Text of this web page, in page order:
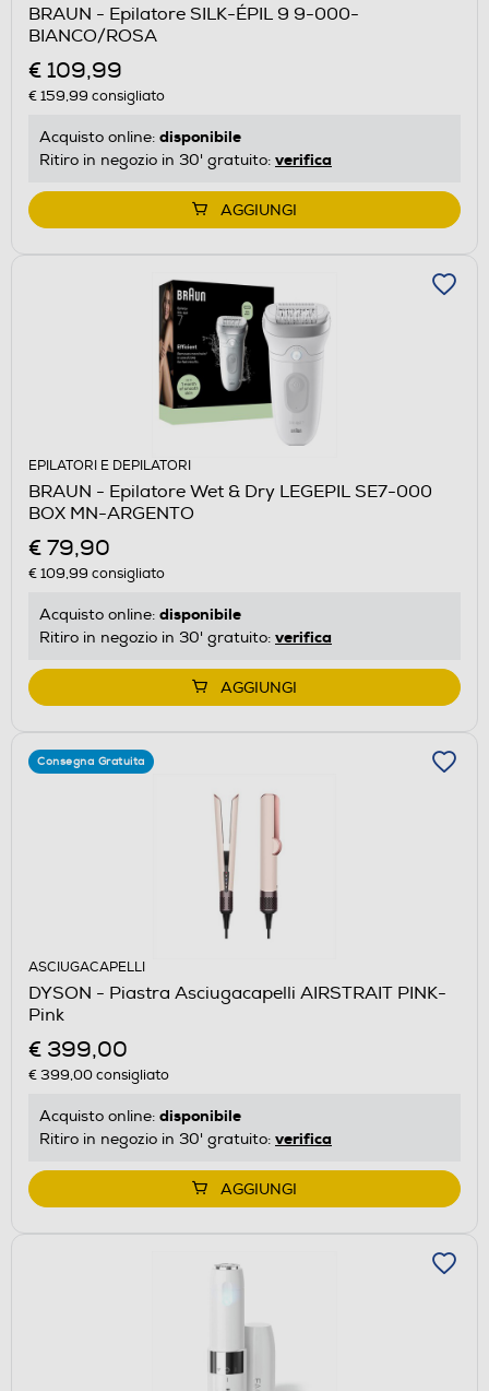
BRAUN - Epilatore SILK-ÉPIL 9 9-000-
BIANCO/ROSA
€ 109,99
€ 159,99 consigliato
Acquisto online: disponibile
Ritiro in negozio in 30' gratuito: verifica
AGGIUNGI
EPILATORI E DEPILATORI
BRAUN - Epilatore Wet & Dry LEGEPIL SE7-000
BOX MN-ARGENTO
€ 79,90
€ 109,99 consigliato
Acquisto online: disponibile
Ritiro in negozio in 30' gratuito: verifica
AGGIUNGI
Consegna Gratuita
ASCIUGACAPELLI
DYSON - Piastra Asciugacapelli AIRSTRAIT PINK-
Pink
€ 399,00
€ 399,00consigliato
Acquisto online: disponibile
Ritiro in negozio in 30' gratuito: verifica
AGGIUNGI